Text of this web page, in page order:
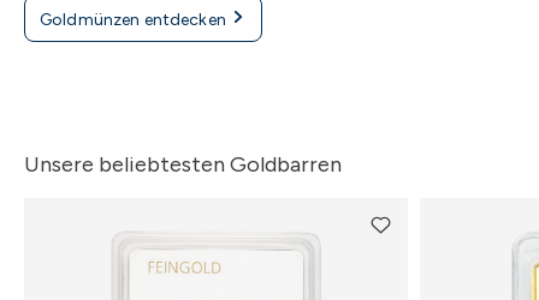
Goldmünzen entdecken
Unsere beliebtesten Goldbarren